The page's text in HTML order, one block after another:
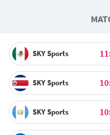
SKY Sports
SKY Sports
SKY Sports